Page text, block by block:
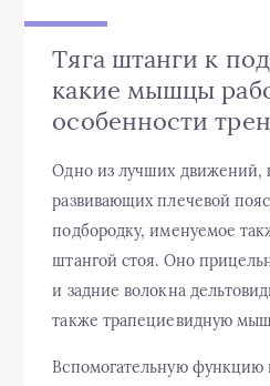
Тяга штанги к
какие мышцы
особенности
Одно из лучших движений,
развивающих плечевой
подбородку, именуемое
штангой стоя. Оно
и задние волокна
также трапециевидную
Вспомогательную функцию